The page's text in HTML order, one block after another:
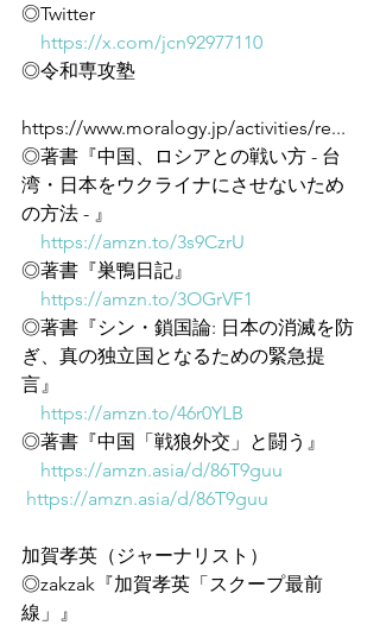
◎Twitter
https://x.com/jcn92977110
◎令和専攻塾
https://www.moralogy.jp/activities/re...
◎著書『中国、ロシアとの戦い方 - 台
湾・日本をウクライナにさせないため
の方法 - 』
https://amzn.to/3s9CzrU
◎著書『巣鴨日記』
https://amzn.to/3OGrVF1
◎著書『シン・鎖国論: 日本の消滅を防
ぎ、真の独立国となるための緊急提
言』
https://amzn.to/46r0YLB
◎著書『中国「戦狼外交」と闘う』
https://amzn.asia/d/86T9guu
https://amzn.asia/d/86T9guu
加賀孝英（ジャーナリスト）
◎zakzak『加賀孝英「スクープ最前
線」』